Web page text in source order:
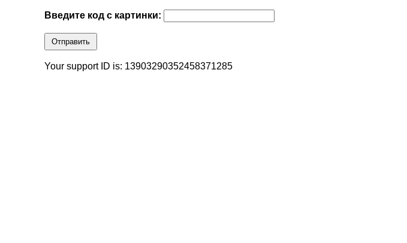
Введите код с картинки:
Отправить
Your support ID is: 13903290352458371285